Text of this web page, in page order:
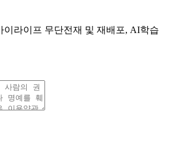
라이프 무단전재 및 재배포, AI학습